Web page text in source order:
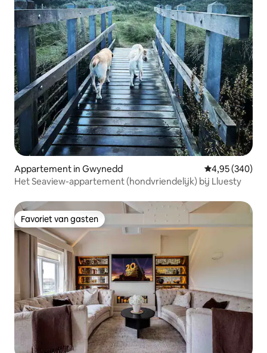
Appartement in Gwynedd Gemiddelde
4,95 (340)
Het Seaview-appartement (hondvriendelijk) bij Lluesty
Favoriet van gasten
Favoriet van gasten